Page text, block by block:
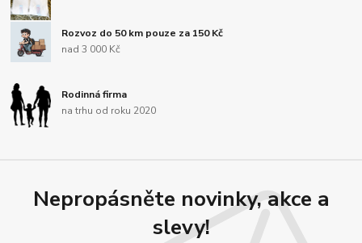
Rozvoz do 50 km pouze za 150 Kč
nad 3 000 Kč
Rodinná firma
na trhu od roku 2020
Nepropásněte novinky, akce a
slevy!